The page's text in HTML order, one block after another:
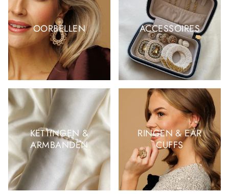
OORBELLEN ACCESSOIRES
KETTINGEN &
ARMBANDEN
RINGEN & EAR
CUFFS